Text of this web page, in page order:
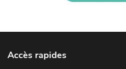
Accès rapides